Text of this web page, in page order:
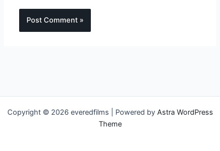
Copyright © 2026 everedfilms | Powered by Astra WordPress
Theme